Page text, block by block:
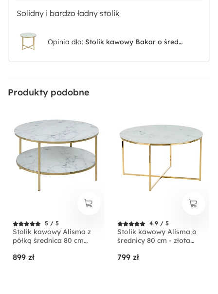
Solidny i bardzo ładny stolik
Opinia dla: Stolik kawowy Bakar o średnicy 50 cm ze złotą chromowaną podstawą
Produkty podobne
5 / 5
Stolik kawowy Alisma z
półką średnica 80 cm
899 zł
4.9 / 5
Stolik kawowy Alisma o
średnicy 80 cm - złota
799 zł